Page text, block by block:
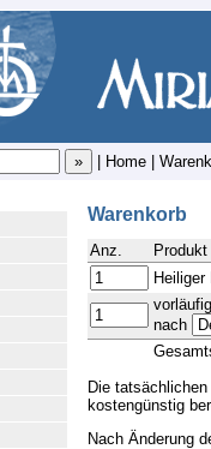
Home
Warenkorb
Anz. Produkt
Heiliger
nach
Die
kostengünstig
Nach Änderung